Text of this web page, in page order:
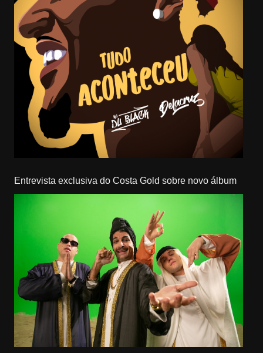
Entrevista exclusiva do Costa Gold sobre novo álbum